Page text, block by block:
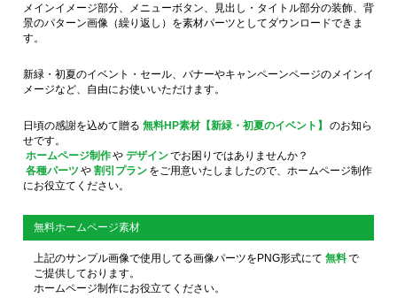
メインイメージ部分、メニューボタン、見出し・タイトル部分の装飾、背
景のパターン画像（繰り返し）を素材パーツとしてダウンロードできま
す。
新緑・初夏のイベント・セール、バナーやキャンペーンページのメインイ
メージなど、自由にお使いいただけます。
日頃の感謝を込めて贈る 無料HP素材【新緑・初夏のイベント】
のお知ら
せです。
ホームページ制作や デザインでお困りではありませんか？
各種パーツや 割引プラン をご用意いたしましたので、ホームページ制作
にお役立てください。
無料ホームページ素材
上記のサンプル画像で使用してる画像パーツをPNG形式にて 無料で
ご提供しております。
ホームページ制作にお役立てください。